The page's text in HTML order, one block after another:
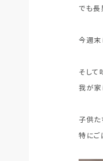
でも
今週末
そして
我が家
子供
特にご